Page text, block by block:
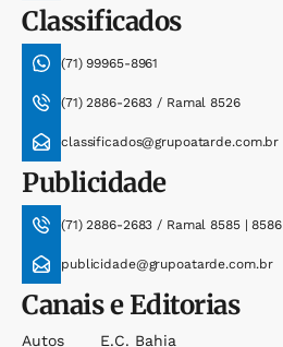
Classificados
(71) 99965-8961
(71) 2886-2683 / Ramal 8526
classificados@grupoatarde.com.br
Publicidade
(71) 2886-2683 / Ramal 8585 | 8586
publicidade@grupoatarde.com.br
Canais e Editorias
Autos
E.c. Bahia